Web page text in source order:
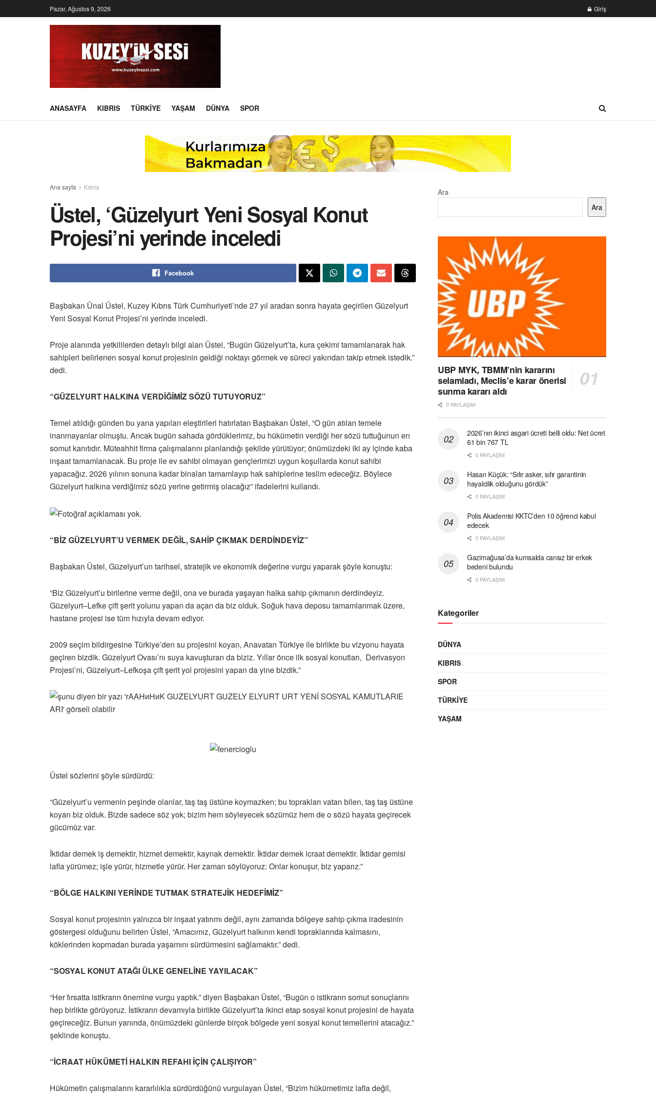
Pazar, Ağustos 9, 2026 Giriş
ANASAYFA KIBRIS TÜRKIYE YAŞAM DÜNYA SPOR
Ana sayfa Kıbrıs
Üstel, ‘Güzelyurt Yeni Sosyal Konut
Projesi’ni yerinde inceledi
Facebook
Başbakan Ünal Üstel, Kuzey Kıbrıs Türk Cumhuriyeti’nde 27 yıl aradan sonra hayata geçirilen Güzelyurt
Yeni Sosyal Konut Projesi’ni yerinde inceledi.
Proje alanında yetkililerden detaylı bilgi alan Üstel, “Bugün Güzelyurt’ta, kura çekimi tamamlanarak hak
sahipleri belirlenen sosyal konut projesinin geldiği noktayı görmek ve süreci yakından takip etmek istedik.”
dedi.
“GÜZELYURT HALKINA VERDİĞİMİZ SÖZÜ TUTUYORUZ”
Temel atıldığı günden bu yana yapılan eleştirileri hatırlatan Başbakan Üstel, “O gün atılan temele
inanmayanlar olmuştu. Ancak bugün sahada gördüklerimiz, bu hükümetin verdiği her sözü tuttuğunun en
somut kanıtıdır. Müteahhit firma çalışmalarını planlandığı şekilde yürütüyor; önümüzdeki iki ay içinde kaba
inşaat tamamlanacak. Bu proje ile ev sahibi olmayan gençlerimizi uygun koşullarda konut sahibi
yapacağız. 2026 yılının sonuna kadar binaları tamamlayıp hak sahiplerine teslim edeceğiz. Böylece
Güzelyurt halkına verdiğimiz sözü yerine getirmiş olacağız” ifadelerini kullandı.
“BİZ GÜZELYURT’U VERMEK DEĞİL, SAHİP ÇIKMAK DERDİNDEYİZ”
Başbakan Üstel, Güzelyurt’un tarihsel, stratejik ve ekonomik değerine vurgu yaparak şöyle konuştu:
“Biz Güzelyurt’u birilerine verme değil, ona ve burada yaşayan halka sahip çıkmanın derdindeyiz.
Güzelyurt–Lefke çift şerit yolunu yapan da açan da biz olduk. Soğuk hava deposu tamamlanmak üzere,
hastane projesi ise tüm hızıyla devam ediyor.
2009 seçim bildirgesine Türkiye’den su projesini koyan, Anavatan Türkiye ile birlikte bu vizyonu hayata
geçiren bizdik. Güzelyurt Ovası’nı suya kavuşturan da biziz. Yıllar önce ilk sosyal konutları, Derivasyon
Projesi’ni, Güzelyurt–Lefkoşa çift şerit yol projesini yapan da yine bizdik.”
Üstel sözlerini şöyle sürdürdü:
“Güzelyurt’u vermenin peşinde olanlar, taş taş üstüne koymazken; bu toprakları vatan bilen, taş taş üstüne
koyan biz olduk. Bizde sadece söz yok; bizim hem söyleyecek sözümüz hem de o sözü hayata geçirecek
gücümüz var.
İktidar demek iş demektir, hizmet demektir, kaynak demektir. İktidar demek icraat demektir. İktidar gemisi
lafla yürümez; işle yürür, hizmetle yürür. Her zaman söylüyoruz: Onlar konuşur, biz yaparız.”
“BÖLGE HALKINI YERİNDE TUTMAK STRATEJİK HEDEFİMİZ”
Sosyal konut projesinin yalnızca bir inşaat yatırımı değil, aynı zamanda bölgeye sahip çıkma iradesinin
göstergesi olduğunu belirten Üstel, “Amacımız, Güzelyurt halkının kendi topraklarında kalmasını,
köklerinden kopmadan burada yaşamını sürdürmesini sağlamaktır.” dedi.
“SOSYAL KONUT ATAĞI ÜLKE GENELİNE YAYILACAK”
“Her fırsatta istikrarın önemine vurgu yaptık.” diyen Başbakan Üstel, “Bugün o istikrarın somut sonuçlarını
hep birlikte görüyoruz. İstikrarın devamıyla birlikte Güzelyurt’ta ikinci etap sosyal konut projesini de hayata
geçireceğiz. Bunun yanında, önümüzdeki günlerde birçok bölgede yeni sosyal konut temellerini atacağız.”
şeklinde konuştu.
“İCRAAT HÜKÜMETİ HALKIN REFAHI İÇİN ÇALIŞIYOR”
Hükümetin çalışmalarını kararlılıkla sürdürdüğünü vurgulayan Üstel, “Bizim hükümetimiz lafla değil,
Ara
Ara
UBP MYK, TBMM’nin kararını
selamladı, Meclis’e karar önerisi
sunma kararı aldı
0 PAYLAŞIM
2026’nın ikinci asgari ücreti belli oldu: Net ücret
61 bin 767 TL
0 PAYLAŞIM
Hasan Küçük: “Sıfır asker, sıfır garantinin
hayalcilik olduğunu gördük”
0 PAYLAŞIM
Polis Akademisi KKTC’den 10 öğrenci kabul
edecek
0 PAYLAŞIM
Gazimağusa’da kumsalda cansız bir erkek
bedeni bulundu
0 PAYLAŞIM
Kategoriler
DÜNYA
KIBRIS
SPOR
TÜRKIYE
YAŞAM